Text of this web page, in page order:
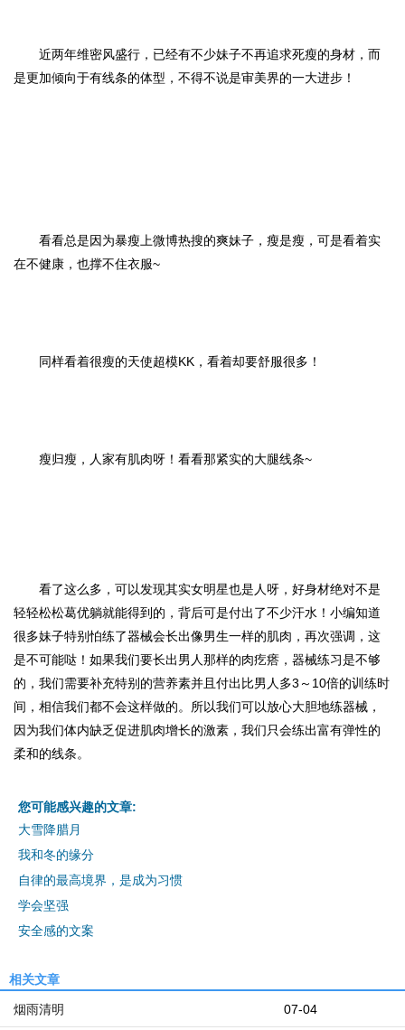
近两年维密风盛行，已经有不少妹子不再追求死瘦的身材，而
是更加倾向于有线条的体型，不得不说是审美界的一大进步！
看看总是因为暴瘦上微博热搜的爽妹子，瘦是瘦，可是看着实
在不健康，也撑不住衣服~
同样看着很瘦的天使超模KK，看着却要舒服很多！
瘦归瘦，人家有肌肉呀！看看那紧实的大腿线条~
看了这么多，可以发现其实女明星也是人呀，好身材绝对不是
轻轻松松葛优躺就能得到的，背后可是付出了不少汗水！小编知道
很多妹子特别怕练了器械会长出像男生一样的肌肉，再次强调，这
是不可能哒！如果我们要长出男人那样的肉疙瘩，器械练习是不够
的，我们需要补充特别的营养素并且付出比男人多3～10倍的训练时
间，相信我们都不会这样做的。所以我们可以放心大胆地练器械，
因为我们体内缺乏促进肌肉增长的激素，我们只会练出富有弹性的
柔和的线条。
您可能感兴趣的文章:
大雪降腊月
我和冬的缘分
自律的最高境界，是成为习惯
学会坚强
安全感的文案
相关文章
07-04
烟雨清明